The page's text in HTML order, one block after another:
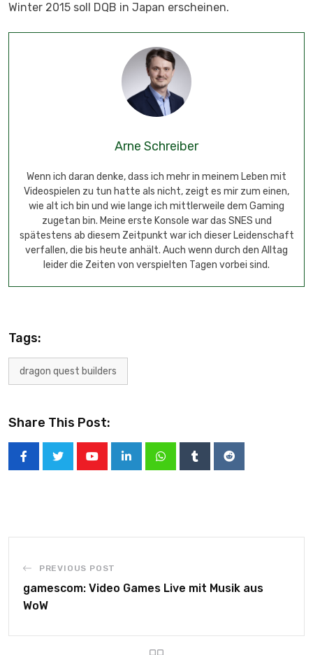
Winter 2015 soll DQB in Japan erscheinen.
Arne Schreiber
Wenn ich daran denke, dass ich mehr in meinem Leben mit
Videospielen zu tun hatte als nicht, zeigt es mir zum einen,
wie alt ich bin und wie lange ich mittlerweile dem Gaming
zugetan bin. Meine erste Konsole war das SNES und
spätestens ab diesem Zeitpunkt war ich dieser Leidenschaft
verfallen, die bis heute anhält. Auch wenn durch den Alltag
leider die Zeiten von verspielten Tagen vorbei sind.
Tags:
dragon quest builders
Share This Post:
PREVIOUS POST
gamescom: Video Games Live mit Musik aus
WoW